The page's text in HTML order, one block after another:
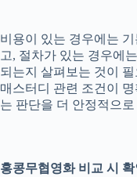
비용이 있는 경우에는
고, 절차가 있는 경우에
되는지 살펴보는 것이 필
매스터디 관련 조건이
는 판단을 더 안정적으
홍콩무협영화 비교 시